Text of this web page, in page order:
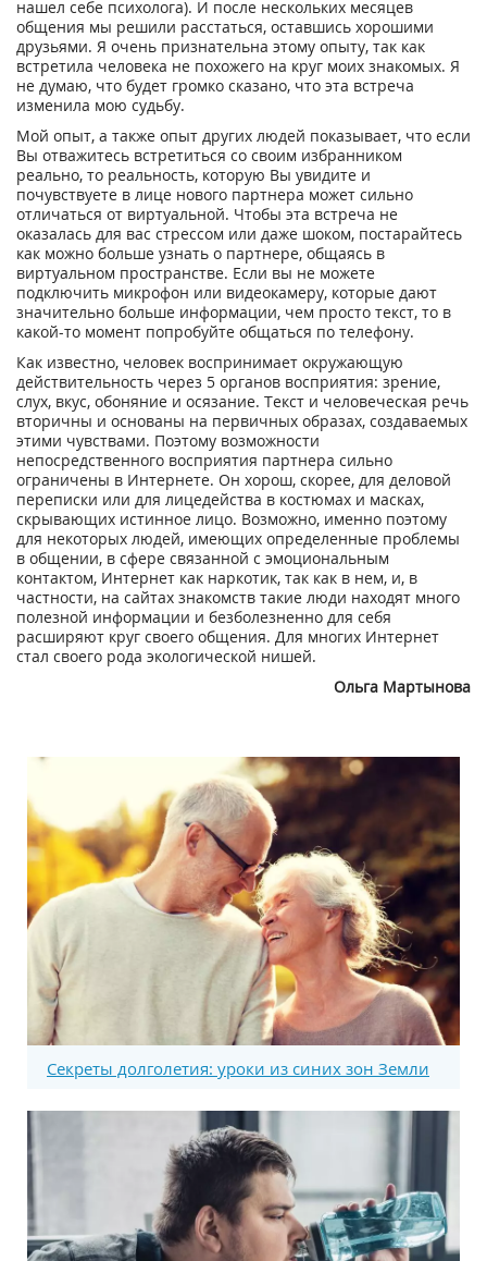
нашел себе психолога). И после нескольких месяцев
общения мы решили расстаться, оставшись хорошими
друзьями. Я очень признательна этому опыту, так как
встретила человека не похожего на круг моих знакомых. Я
не думаю, что будет громко сказано, что эта встреча
изменила мою судьбу.
Мой опыт, а также опыт других людей показывает, что если
Вы отважитесь встретиться со своим избранником
реально, то реальность, которую Вы увидите и
почувствуете в лице нового партнера может сильно
отличаться от виртуальной. Чтобы эта встреча не
оказалась для вас стрессом или даже шоком, постарайтесь
как можно больше узнать о партнере, общаясь в
виртуальном пространстве. Если вы не можете
подключить микрофон или видеокамеру, которые дают
значительно больше информации, чем просто текст, то в
какой-то момент попробуйте общаться по телефону.
Как известно, человек воспринимает окружающую
действительность через 5 органов восприятия: зрение,
слух, вкус, обоняние и осязание. Текст и человеческая речь
вторичны и основаны на первичных образах, создаваемых
этими чувствами. Поэтому возможности
непосредственного восприятия партнера сильно
ограничены в Интернете. Он хорош, скорее, для деловой
переписки или для лицедейства в костюмах и масках,
скрывающих истинное лицо. Возможно, именно поэтому
для некоторых людей, имеющих определенные проблемы
в общении, в сфере связанной с эмоциональным
контактом, Интернет как наркотик, так как в нем, и, в
частности, на сайтах знакомств такие люди находят много
полезной информации и безболезненно для себя
расширяют круг своего общения. Для многих Интернет
стал своего рода экологической нишей.
Ольга Мартынова
Секреты долголетия: уроки из синих зон Земли